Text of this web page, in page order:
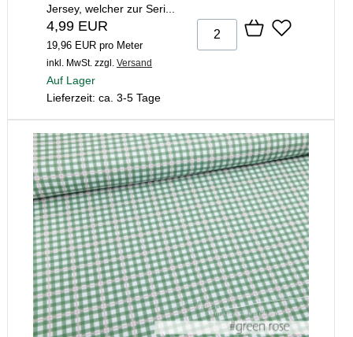
Jersey, welcher zur Seri...
4,99 EUR
19,96 EUR pro Meter
inkl. MwSt. zzgl. Versand
Auf Lager
Lieferzeit: ca. 3-5 Tage